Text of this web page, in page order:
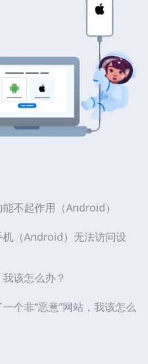
不起作用（Android）
（Android）无法访问设
该怎么办？
个非“恶意”网站，我该怎么